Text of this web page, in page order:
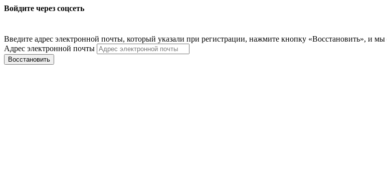
Войдите через соцсеть
Введите адрес электронной почты, который указали при регистрации, нажмите кнопку «Восстановить», и
Адрес электронной почты